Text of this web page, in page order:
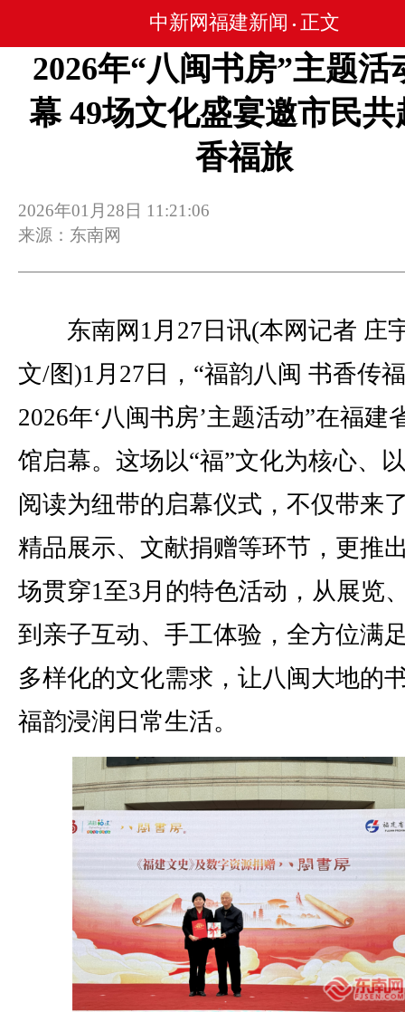
中新网福建新闻 • 正文
2026年“八闽书房”主题活
幕 49场文化盛宴邀市民共
香福旅
2026年01月28日 11:21:06
来源：东南网
东南网1月27日讯(本网记者 庄
文/图)1月27日，“福韵八闽 书香
2026年‘八闽书房’主题活动”在福建
馆启幕。这场以“福”文化为核心、
阅读为纽带的启幕仪式，不仅带来
精品展示、文献捐赠等环节，更推
场贯穿1至3月的特色活动，从展览
到亲子互动、手工体验，全方位满
多样化的文化需求，让八闽大地的
福韵浸润日常生活。